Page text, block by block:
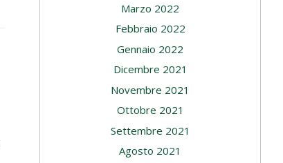
Marzo 2022
Febbraio 2022
Gennaio 2022
Dicembre 2021
Novembre 2021
Ottobre 2021
Settembre 2021
Agosto 2021